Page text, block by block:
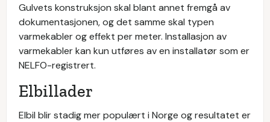
Gulvets konstruksjon skal blant annet fremgå av
dokumentasjonen, og det samme skal typen
varmekabler og effekt per meter. Installasjon av
varmekabler kan kun utføres av en installatør som er
NELFO-registrert.
Elbillader
Elbil blir stadig mer populært i Norge og resultatet er